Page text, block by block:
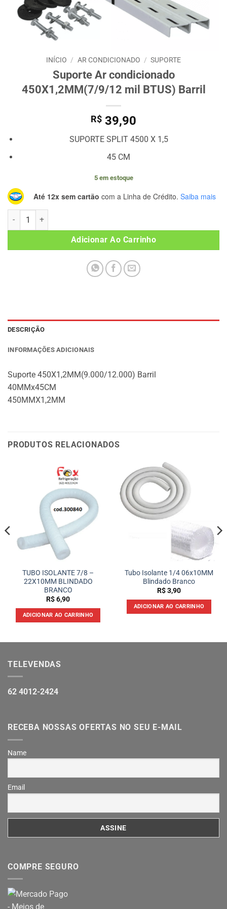
INÍCIO / AR CONDICIONADO / SUPORTE
Suporte Ar condicionado
450X1,2MM(7/9/12 mil BTUS) Barril
R$ 39,90
SUPORTE SPLIT 4500 X 1,5
45 CM
5 em estoque
Até 12x sem cartão com a Linha de Crédito. Saiba mais
Suporte Ar condicionado 450X1,2MM(7/9/12 mil BTUS) Barril
Adicionar Ao Carrinho
DESCRIÇÃO
INFORMAÇÕES ADICIONAIS
Suporte 450X1,2MM(9.000/12.000) Barril
40MMx45CM
450MMX1,2MM
PRODUTOS RELACIONADOS
TUBO ISOLANTE 7/8 –
22X10MM BLINDADO
BRANCO
R$6,90
ADICIONAR AO CARRINHO
Tubo Isolante 1/4 06x10MM
Blindado Branco
R$3,90
ADICIONAR AO CARRINHO
TELEVENDAS
62 4012-2424
RECEBA NOSSAS OFERTAS NO SEU E-MAIL
Name
Email
COMPRE SEGURO